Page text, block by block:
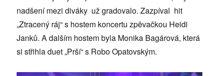
nadšení mezi diváky už gradovalo. Zazpíval hit
„Ztracený ráj“ s hostem koncertu zpěvačkou Heidi
Janků. A dalším hostem byla Monika Bagárová, která
si střihla duet „Prší“ s Robo Opatovským.